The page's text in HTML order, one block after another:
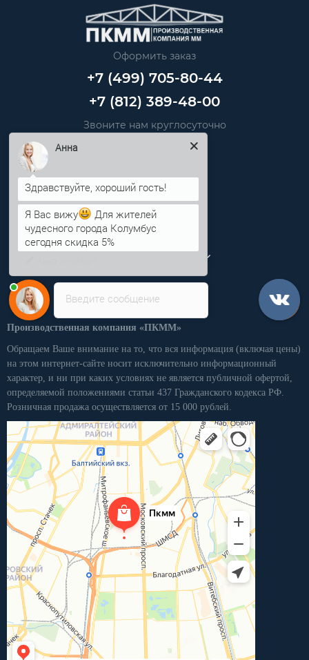
Оформить заказ
+7 (499) 705-80-44
+7 (812) 389-48-00
Звоните нам круглосуточно
info@pkmm.ru
Категории
Производственная компания «ПКММ»
Обращаем Ваше внимание на то, что вся информация (включая цены)
на этом интернет-сайте носит исключительно информационный
характер, и ни при каких условиях не является публичной офертой,
определяемой положениями статьи 437 Гражданского кодекса РФ.
Розничная продажа осуществляется от 15 000 рублей.
Введите сообщение
Здравствуйте, хороший гость!
Я Вас вижу
Для жителей
чудесного города Колумбус
сегодня скидка 5%